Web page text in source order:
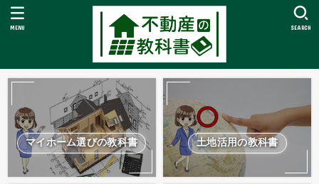
SEARCH
MENU
マイホーム選びの教科書 土地活用の教科書